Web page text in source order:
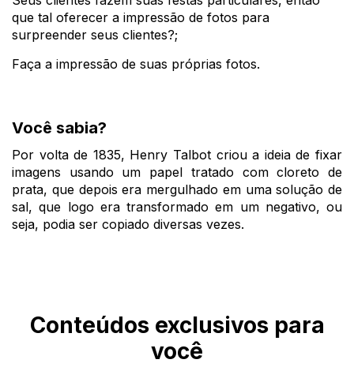
que tal oferecer a impressão de fotos para
surpreender seus clientes?;
Faça a impressão de suas próprias fotos.
Você sabia?
Por volta de 1835, Henry Talbot criou a ideia de fixar
imagens usando um papel tratado com cloreto de
prata, que depois era mergulhado em uma solução de
sal, que logo era transformado em um negativo, ou
seja, podia ser copiado diversas vezes.
Conteúdos exclusivos para
você